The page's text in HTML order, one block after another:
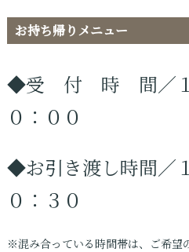
お持ち帰りメニュー
◆受 付 時 間／１
０：００
◆お引き渡し時間／
０：３０
※混み合っている時間帯は、ご希望